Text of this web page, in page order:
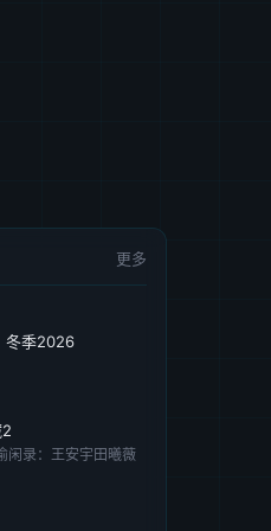
更多
冬季2026
录：王安宇田曦薇